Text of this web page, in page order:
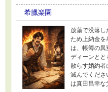
希臘楽園
放蕩で没落し
ため上納金を
は、帳簿の異
ディーンとと
散らす婚約
滅んでくださ
は真田昌幸な